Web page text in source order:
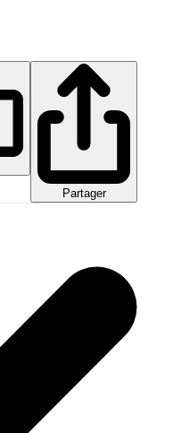
Partager